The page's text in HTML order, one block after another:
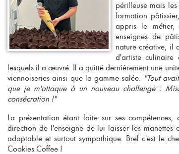
périlleuse mais
formation
appris le
enseignes de
nature créative, il
d'artiste culinaire
lesquels il a œuvré. Il a quitté dernièrement une
viennoiseries ainsi que la gamme salée. "Tout
que je m'attaque à un nouveau challenge :
consécration !"
La présentation étant faite sur ses
direction de l'enseigne de lui laisser les
adaptable et surtout sympathique. Bref c'est le
Cookies Coffee !